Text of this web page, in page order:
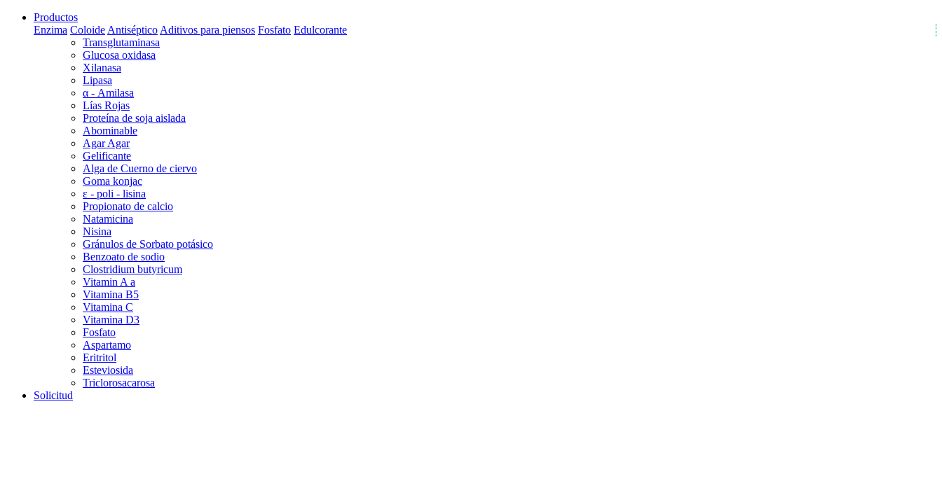
Productos
Enzima Coloide Antiséptico Aditivos para piensos Fosfato Edulcorante
Transglutaminasa
Glucosa oxidasa
Xilanasa
Lipasa
α - Amilasa
Lías Rojas
Proteína de soja aislada
Abominable
Agar Agar
Gelificante
Alga de Cuerno de ciervo
Goma konjac
ε - poli - lisina
Propionato de calcio
Natamicina
Nisina
Gránulos de Sorbato potásico
Benzoato de sodio
Clostridium butyricum
Vitamin A a
Vitamina B5
Vitamina C
Vitamina D3
Fosfato
Aspartamo
Eritritol
Esteviosida
Triclorosacarosa
Solicitud